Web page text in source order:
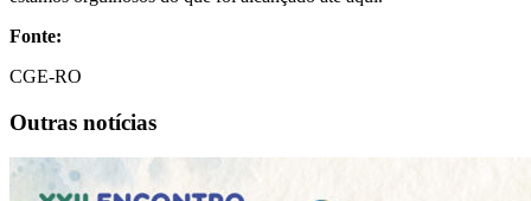
Fonte:
CGE-RO
Outras notícias